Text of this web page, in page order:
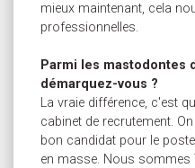
mieux maintenant, cela
professionnelles.
Parmi les mastodontes
démarquez-vous ?
La vraie différence, c'est
cabinet de recrutement.
bon candidat pour le
en masse. Nous sommes